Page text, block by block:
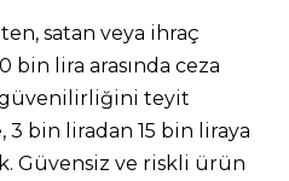
satan veya ihraç
bin lira arasında ceza
teyit
3 bin liradan 15 bin liraya
Güvensiz ve riskli ürün